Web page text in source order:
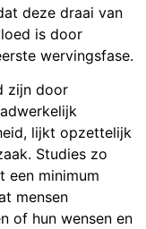
deze draai van
is door
wervingsfase.
zijn door
lijkt opzettelijk
Studies zo
een minimum
mensen
of hun wensen en